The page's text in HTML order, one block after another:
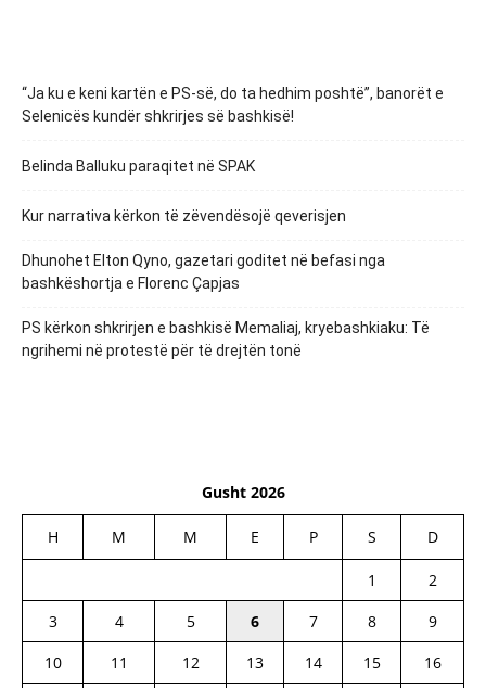
“Ja ku e keni kartën e PS-së, do ta hedhim poshtë”, banorët e
Selenicës kundër shkrirjes së bashkisë!
Belinda Balluku paraqitet në SPAK
Kur narrativa kërkon të zëvendësojë qeverisjen
Dhunohet Elton Qyno, gazetari goditet në befasi nga
bashkëshortja e Florenc Çapjas
PS kërkon shkrirjen e bashkisë Memaliaj, kryebashkiaku: Të
ngrihemi në protestë për të drejtën tonë
Gusht 2026
H M M E P S D
1
2
3
4 5 6 7 8
9
10
11 12 13 14 15
16